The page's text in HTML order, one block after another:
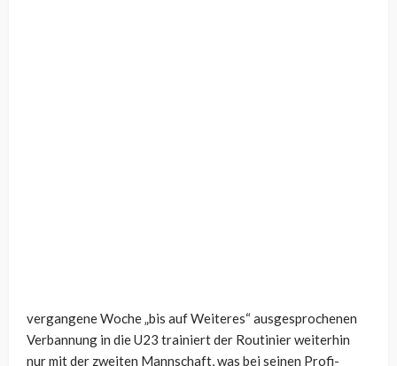
vergangene Woche „bis auf Weiteres“ ausgesprochenen
Verbannung in die U23 trainiert der Routinier weiterhin
nur mit der zweiten Mannschaft, was bei seinen Profi-